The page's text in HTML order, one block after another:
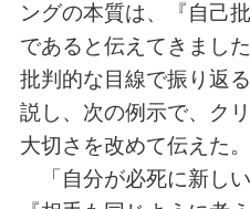
ングの本質は、『自己
であると伝えてきまし
批判的な目線で振り返
説し、次の例示で、ク
大切さを改めて伝えた。
「自分が必死に新しい